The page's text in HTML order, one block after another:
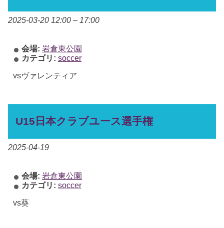
2025-03-20 12:00 – 17:00
会場: 岩倉東公園
カテゴリ: soccer
vsヴァレンティア
U15日本クラブユース選手権
2025-04-19
会場: 岩倉東公園
カテゴリ: soccer
vs葵